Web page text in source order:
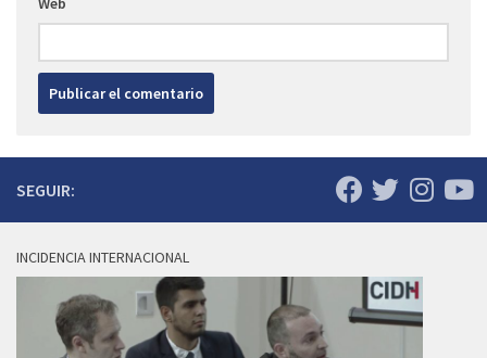
SEGUIR:
INCIDENCIA INTERNACIONAL